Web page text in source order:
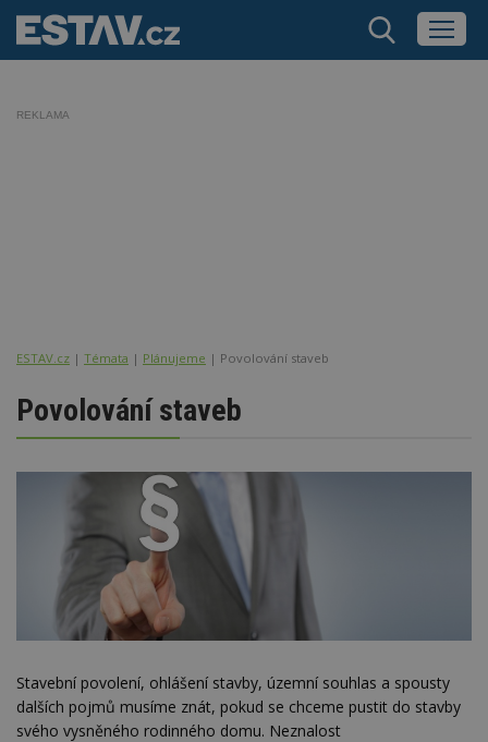
REKLAMA
ESTAV.cz Témata Plánujeme Povolování staveb
Povolování staveb
Stavební povolení, ohlášení stavby, územní souhlas a spousty
dalších pojmů musíme znát, pokud se chceme pustit do stavby
svého vysněného rodinného domu. Neznalost